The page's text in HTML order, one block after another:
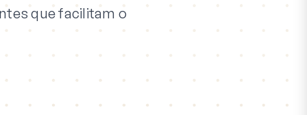
que facilitam o